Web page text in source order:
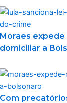
Moraes
domiciliar a
Com